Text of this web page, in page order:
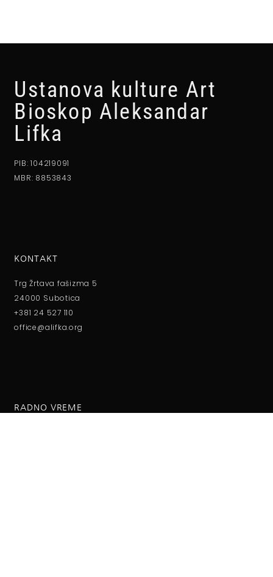
Ustanova kulture Art
Bioskop Aleksandar
Lifka
PIB: 104219091
MBR: 8853843
KONTAKT
Trg Žrtava fašizma 5
24000 Subotica
+381 24 527 110
office@alifka.org
RADNO VREME